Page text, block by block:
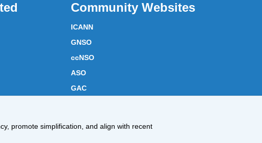
Community Websites
ICANN
GNSO
ccNSO
ASO
GAC
promote simplification, and align with recent